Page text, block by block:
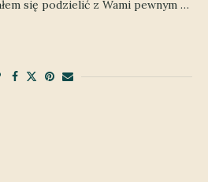
się podzielić z Wami pewnym …